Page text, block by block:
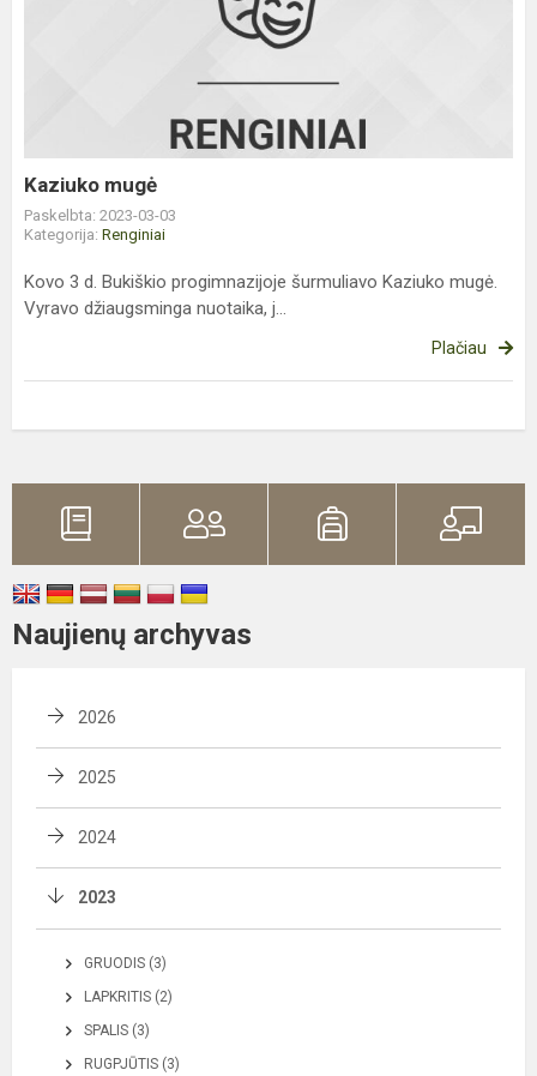
Kaziuko mugė
Paskelbta: 2023-03-03
Kategorija: Renginiai
Kovo 3 d. Bukiškio progimnazijoje šurmuliavo Kaziuko mugė.
Vyravo džiaugsminga nuotaika, j...
Plačiau
Naujienų archyvas
2026
2025
2024
2023
GRUODIS (3)
LAPKRITIS (2)
SPALIS (3)
RUGPJŪTIS (3)